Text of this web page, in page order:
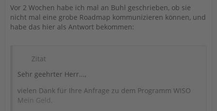
Vor 2 Wochen habe ich mal an Buhl geschrieben, ob sie
nicht mal eine grobe Roadmap kommunizieren können, und
habe das hier als Antwort bekommen:
Zitat
Sehr geehrter Herr...,
vielen Dank für Ihre Anfrage zu dem Programm WISO
Mein Geld.